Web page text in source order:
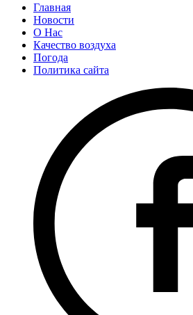
Главная
Новости
О Нас
Качество воздуха
Погода
Политика сайта